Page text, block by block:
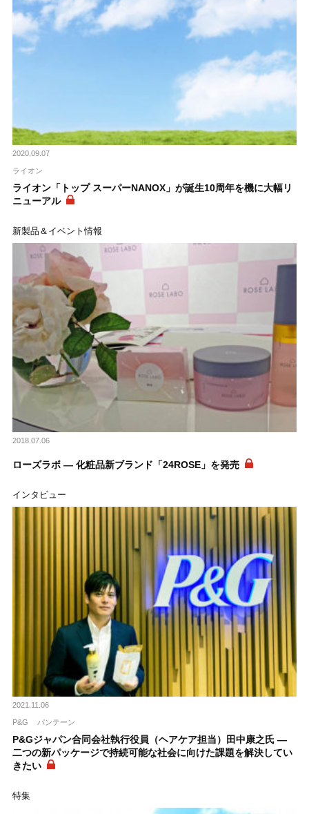
2020.09.07
ライオン
ライオン「トップ スーパーNANOX」が誕生10周年を機に大幅リ
ニューアル
新製品＆イベント情報
2018.07.06
ローズラボ ― 化粧品新ブランド「24ROSE」を発売
インタビュー
2021.11.06
P&G パンテーン
P&Gジャパン合同会社執行役員（ヘアケア担当）田中康之氏 ―
二つの新パッケージで持続可能な社会に向けた課題を解決してい
きたい
特集